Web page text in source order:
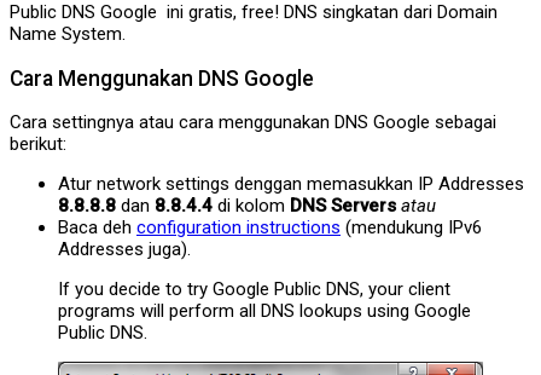
Public DNS Google ini gratis, free! DNS singkatan dari Domain
Name System.
Cara Menggunakan DNS Google
Cara settingnya atau cara menggunakan DNS Google sebagai
berikut:
Atur network settings denggan memasukkan IP Addresses
8.8.8.8 dan 8.8.4.4 di kolom DNS Servers atau
Baca deh configuration instructions (mendukung IPv6
Addresses juga).
If you decide to try Google Public DNS, your client
programs will perform all DNS lookups using Google
Public DNS.